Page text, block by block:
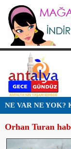
NE VAR NE YOK?
Orhan Turan